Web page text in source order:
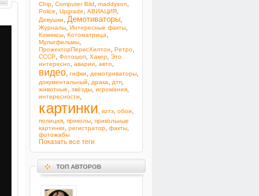
Chip Computer Bild maddyson
Police Upgrade АВИАЦИЯ
Девушки Демотиваторы
Журналы Интересные факты
Комиксы Котоматрица
Мультфильмы
ПрожекторПерисХилтон Ретро
СССР Фотошоп Хакер Это
интересно аварии авто
видео гифки демотриваторы
документальный драка дтп
животные звёзды игромания
интересности
картинки котэ обои
полиция приколы прикольные
картинки
регистратор факты
фотожабы
Показать все теги
ТОП АВТОРОВ